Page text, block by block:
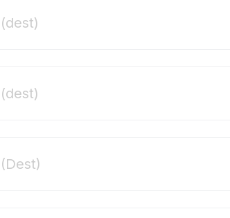
(dest)
(dest)
(Dest)